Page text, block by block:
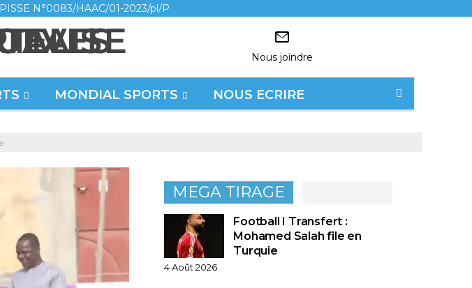
N°0083/HAAC/01-2023/pl/P
Nous joindre
MONDIAL SPORTS NOUS ECRIRE
MEGA TIRAGE
Football I Transfert :
Mohamed Salah file en
Turquie
4 Août 2026